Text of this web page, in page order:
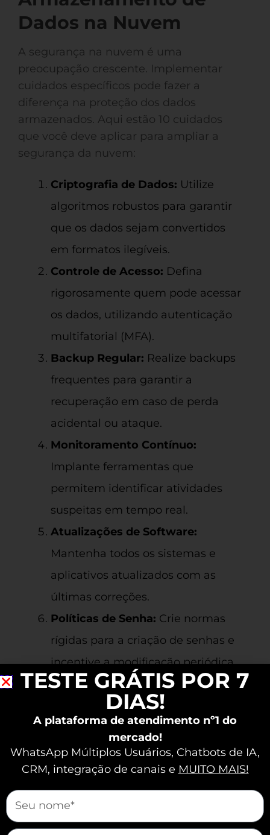
Dados na Nuvem
A segurança na nuvem é uma
preocupação crescente. Implementar
cuidados específicos pode fazer a
diferença na proteção dos dados
armazenados. Aqui estão 10 cuidados
que você deve aplicar para ampliar a
segurança da nuvem:
Criptografia de Dados: Utilize
algoritmos robustos para garantir
que os dados sejam convertidos
em formatos ilegíveis.
Controle de Acesso: Defina
rigorosamente quem pode acessar
os dados, utilizando autenticação
multifatorial (MFA).
Backup Regular: Realize backups
frequentes para garantir a
recuperação em caso de perda
acidental ou ataque.
Monitoramento Contínuo:
Implante ferramentas que
permitem identificar atividades
suspeitas em tempo real.
Atualizações de Software:
Mantenha todos os sistemas e
aplicativos atualizados com as
últimas correções.
Políticas de Senha: Crie normas
rígidas para a criação de senhas e
incentive a modificação periódica.
Treinamento da Equipe: Promova
conscientização sobre segurança,
realizando treinamentos regulares.
Avaliação de Fornecedores:
Escolha provedores que priorizam a
segurança e cumprem normas de
TESTE GRÁTIS POR 7
DIAS!
A plataforma de atendimento nº1 do
mercado!
WhatsApp Múltiplos Usuários, Chatbots de IA,
CRM, integração de canais e MUITO MAIS!
mauticform[nome]